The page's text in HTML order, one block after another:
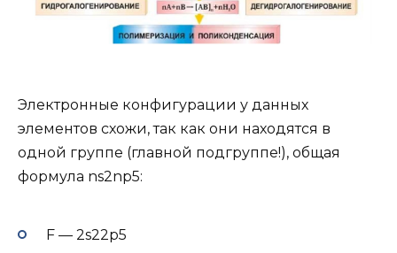
Электронные конфигурации у данных
элементов схожи, так как они находятся в
одной группе (главной подгруппе!), общая
формула ns2np5:
F — 2s22p5